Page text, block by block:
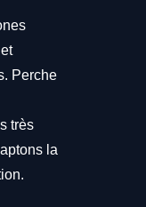
Perche
très
la